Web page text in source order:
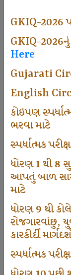
GKIQ-2026
GKIQ-2026નું
Here
Gujarati
English
કોઇપણ
ભરવા માટે
સ્પર્ધાત્મક
ધોરણ 1 થી 8
આપતું બાળ
માટે
ધોરણ 9 થી
રોજગારવાંછુ,
કારકીર્દી
સ્પર્ધાત્મક